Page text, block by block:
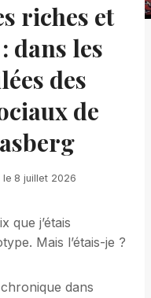
riches et
dans les
des
de
le 8 juillet 2026
que j’étais
Mais l’étais-je ?
dans